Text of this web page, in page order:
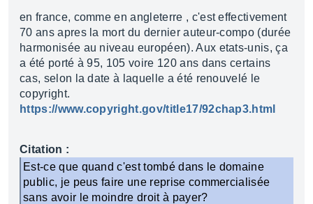
en france, comme en angleterre , c'est effectivement
70 ans apres la mort du dernier auteur-compo (durée
harmonisée au niveau européen). Aux etats-unis, ça
a été porté à 95, 105 voire 120 ans dans certains
cas, selon la date à laquelle a été renouvelé le
copyright.
https://www.copyright.gov/title17/92chap3.html
Citation :
Est-ce que quand c'est tombé dans le domaine
public, je peus faire une reprise commercialisée
sans avoir le moindre droit à payer?